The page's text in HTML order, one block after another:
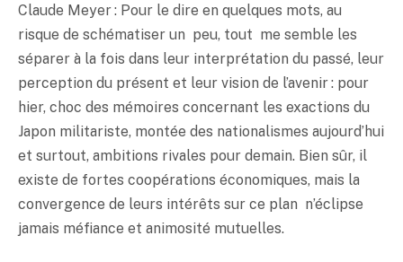
Claude Meyer : Pour le dire en quelques mots, au
risque de schématiser un peu, tout me semble les
séparer à la fois dans leur interprétation du passé, leur
perception du présent et leur vision de l’avenir : pour
hier, choc des mémoires concernant les exactions du
Japon militariste, montée des nationalismes aujourd’hui
et surtout, ambitions rivales pour demain. Bien sûr, il
existe de fortes coopérations économiques, mais la
convergence de leurs intérêts sur ce plan n’éclipse
jamais méfiance et animosité mutuelles.